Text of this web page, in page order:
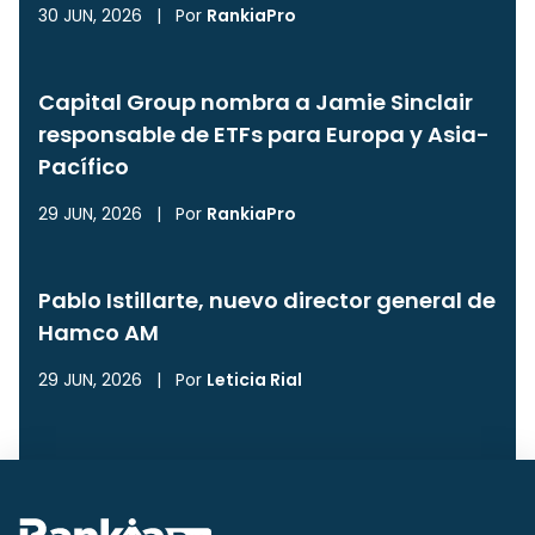
30 JUN, 2026 | Por RankiaPro
Capital Group nombra a Jamie Sinclair
responsable de ETFs para Europa y Asia-
Pacífico
29 JUN, 2026 | Por RankiaPro
Pablo Istillarte, nuevo director general de
Hamco AM
29 JUN, 2026 | Por Leticia Rial